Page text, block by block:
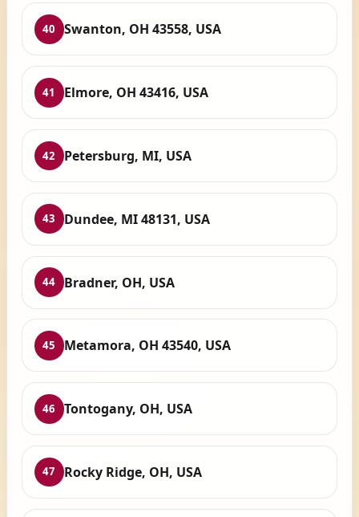
40 Swanton, OH 43558, USA
41 Elmore, OH 43416, USA
42 Petersburg, MI, USA
43 Dundee, MI 48131, USA
44 Bradner, OH, USA
45 Metamora, OH 43540, USA
46 Tontogany, OH, USA
47 Rocky Ridge, OH, USA